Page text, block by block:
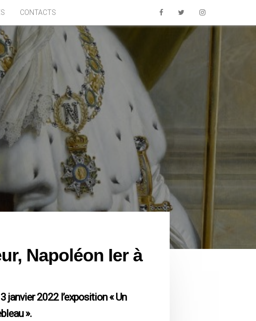
CONTACTS
Napoléon Ier à
janvier 2022 l’exposition « Un
».